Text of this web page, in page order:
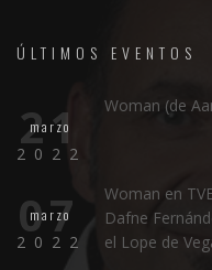
ÚLTIMOS EVENTOS
21
marzo
2022
Woman (de
07
marzo
2022
Woman en
Dafne
el Lope de